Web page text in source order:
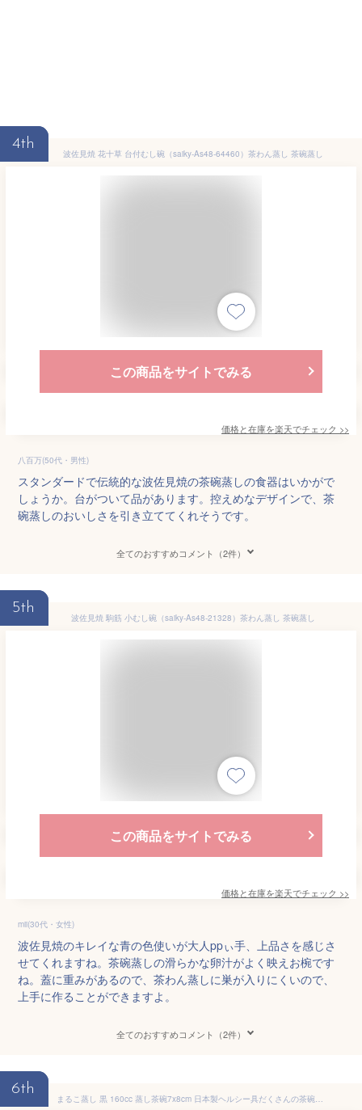
4th
波佐見焼 花十草 台付むし碗（saiky-As48-64460）茶わん蒸し 茶碗蒸し
この商品をサイトでみる
価格と在庫を楽天でチェック >>
八百万(50代・男性)
スタンダードで伝統的な波佐見焼の茶碗蒸しの食器はいかがで
しょうか。台がついて品があります。控えめなデザインで、茶
碗蒸しのおいしさを引き立ててくれそうです。
全てのおすすめコメント（2件）
5th
波佐見焼 駒筋 小むし碗（saiky-As48-21328）茶わん蒸し 茶碗蒸し
この商品をサイトでみる
価格と在庫を楽天でチェック >>
mii(30代・女性)
波佐見焼のキレイな青の色使いが大人ppぃ手、上品さを感じさ
せてくれますね。茶碗蒸しの滑らかな卵汁がよく映えお椀です
ね。蓋に重みがあるので、茶わん蒸しに巣が入りにくいので、
上手に作ることができますよ。
全てのおすすめコメント（2件）
6th
まるこ蒸し 黒 160cc 蒸し茶碗7x8cm 日本製ヘルシー具だくさんの茶碗むし 温かい蒸し物業務用 茶碗蒸し容器 蒸茶碗 蒸し碗